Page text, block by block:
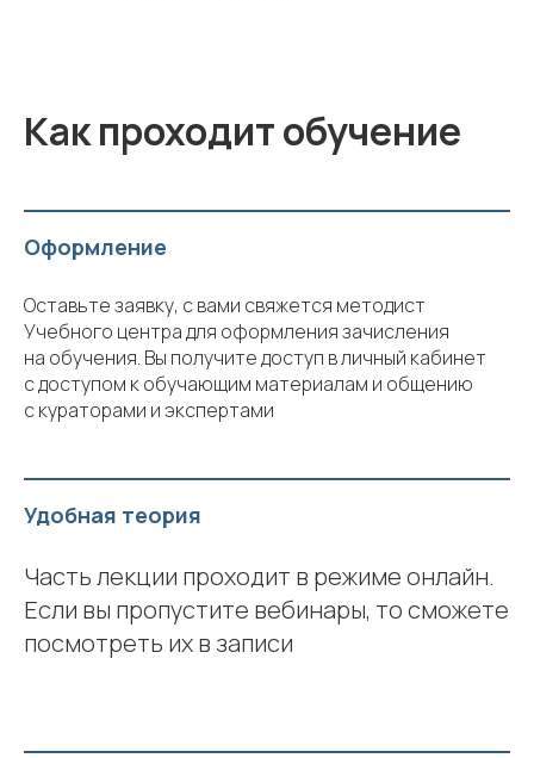
Как проходит обучение
Оформление
Оставьте заявку, с вами свяжется методист
Учебного центра для оформления зачисления
на обучения. Вы получите доступ в личный кабинет
с доступом к обучающим материалам и общению
с кураторами и экспертами
Удобная теория
Часть лекции проходит в режиме онлайн.
Если вы пропустите вебинары, то сможете
посмотреть их в записи